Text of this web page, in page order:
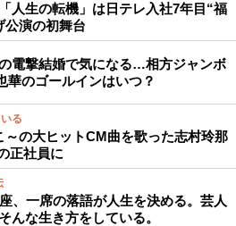
人生の転機」は日テレ入社7年目“福
公演の初舞台
電撃結婚で気になる…相方ジャンボ
華のゴールインはいつ？
る
～の大ヒットCM曲を歌った志村玲那
正社員に
、一席の落語が人生を決める。芸人
んな生き方をしている。